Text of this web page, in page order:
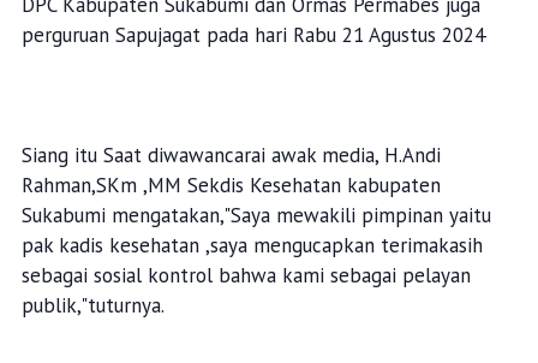
perguruan Sapujagat pada hari Rabu 21 Agustus 2024
Siang itu Saat diwawancarai awak media, H.Andi
Rahman,SKm ,MM Sekdis Kesehatan kabupaten
Sukabumi mengatakan,"Saya mewakili pimpinan yaitu
pak kadis kesehatan ,saya mengucapkan terimakasih
sebagai sosial kontrol bahwa kami sebagai pelayan
publik,"tuturnya.